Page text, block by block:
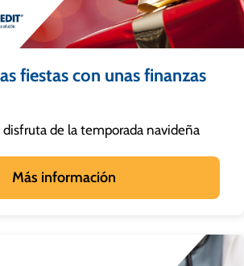
fiestas con unas finanzas
de la temporada navideña
Más información